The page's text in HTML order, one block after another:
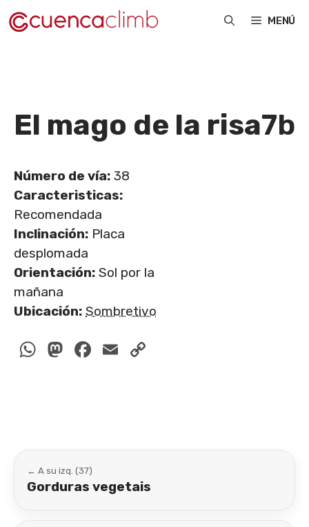
Saltar
al
MENÚ
El mago de la risa7b
Número de vía: 38
Caracteristicas:
Recomendada
Inclinación: Placa
desplomada
Orientación: Sol por la
mañana
Ubicación: Sombretivo
WhatsApp
Mastodon
Facebook
Email
← A su izq. (37)
Gorduras vegetais